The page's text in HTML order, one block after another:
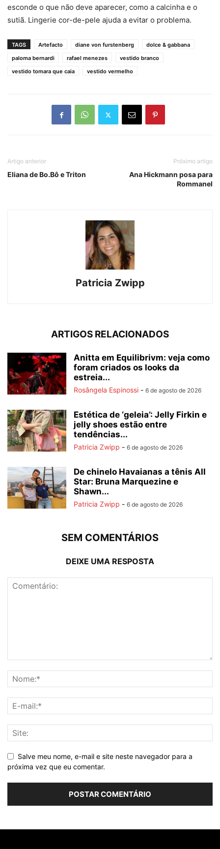
esconde o que não deve aparecer, como a calcinha e o
sutiã. Lingerie cor-de-pele ajuda a evitar o problema.
TAGS Artefacto diane von furstenberg
dolce & gabbana
paloma bernardi
rafael menezes
vestido branco
vestido tomara que caia
vestido vermelho
Artigo anterior
Eliana de Bo.Bô e Triton
Próximo artigo
Ana Hickmann posa para
Rommanel
Patricia Zwipp
ARTIGOS RELACIONADOS
Anitta em Equilibrivm: veja como
foram criados os looks da
estreia...
Rosângela Espinossi - 6 de agosto de 2026
Estética de ‘geleia’: Jelly Firkin e
jelly shoes estão entre
tendências...
Patricia Zwipp - 6 de agosto de 2026
De chinelo Havaianas a tênis All
Star: Bruna Marquezine e
Shawn...
Patricia Zwipp - 6 de agosto de 2026
SEM COMENTÁRIOS
DEIXE UMA RESPOSTA
Salve meu nome, e-mail e site neste navegador para a
próxima vez que eu comentar.